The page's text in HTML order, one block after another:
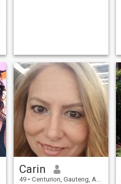
Carin
49 • Centurion, Gauteng, Afrique du Sud